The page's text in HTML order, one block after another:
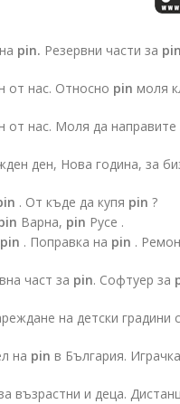
pin. Резервни части за pin
от нас. Относно pin моля
от нас. Моля да направите
ден, Нова година, за
. От къде да купя pin ?
Варна, pin Русе .
pin . Поправка на pin .
част за pin. Софтуер за
на детски градини с
на pin в България. Играчка
възрастни и деца.